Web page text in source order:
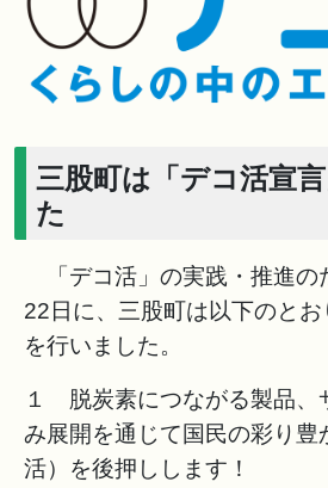
三股町は「デコ活宣
た
「デコ活」の実践・推進の
22日に、三股町は以下のとお
を行いました。
１ 脱炭素につながる製品、
み展開を通じて国民の彩り豊
活）を後押しします！